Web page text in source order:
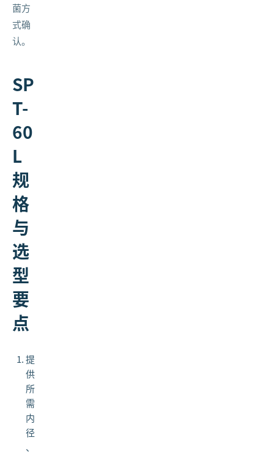
菌方
式确
认。
SP
T-
60
L
规
格
与
选
型
要
点
提
供
所
需
内
径
、